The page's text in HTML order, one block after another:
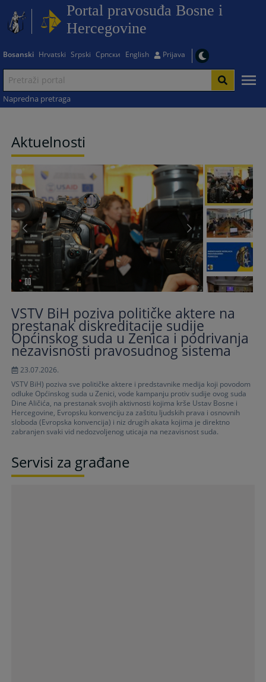
Portal pravosuđa Bosne i
Hercegovine
Bosanski Hrvatski Srpski Српски English Prijava
Napredna pretraga
Aktuelnosti
VSTV BiH poziva političke aktere na
prestanak diskreditacije sudije
Općinskog suda u Zenica i podrivanja
nezavisnosti pravosudnog sistema
23.07.2026.
VSTV BiH) poziva sve političke aktere i predstavnike medija koji povodom
odluke Općinskog suda u Zenici, vode kampanju protiv sudije ovog suda
Dine Aličića, na prestanak svojih aktivnosti kojima krše Ustav Bosne i
Hercegovine, Evropsku konvenciju za zaštitu ljudskih prava i osnovnih
sloboda (Evropska konvencija) i niz drugih akata kojima je direktno
zabranjen svaki vid nedozvoljenog uticaja na nezavisnost suda.
Servisi za građane